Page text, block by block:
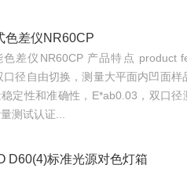
色差仪NR60CP
差仪NR60CP 产品特点 product
口径自由切换，测量大平面内凹面样
定性和准确性，E*ab0.03，双口径
测试认证...
D60(4)标准光源对色灯箱